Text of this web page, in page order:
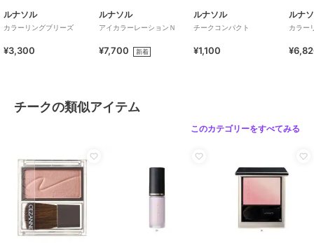
ルナソル
カラーリングブリーズ
¥3,300
ルナソル
アイカラーレーションＮ
¥7,700 新着
ルナソル
チークコンパクト
¥1,100
ルナ
カラー
チークの類似アイテム
このカテゴリーをすべてみる